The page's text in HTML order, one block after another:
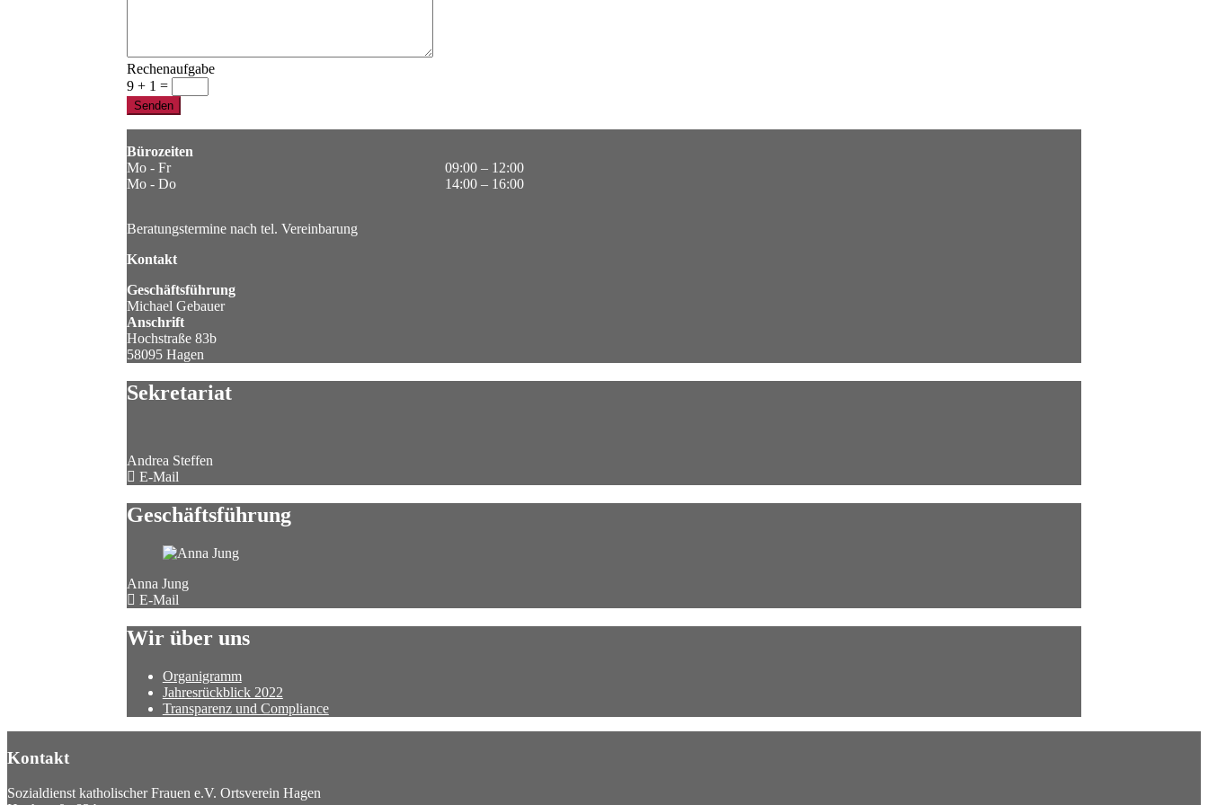
Rechenaufgabe
9 + 1 =
Bürozeiten
Mo - Fr
Mo - Do
09:00 – 12:00
14:00 – 16:00
Beratungstermine nach tel. Vereinbarung
Kontakt
Geschäftsführung
Michael Gebauer
Anschrift
Hochstraße 83b
58095 Hagen
Sekretariat
Andrea Steffen
E-Mail
Geschäftsführung
Anna Jung
E-Mail
Wir über uns
Organigramm
Jahresrückblick 2022
Transparenz und Compliance
Kontakt
Sozialdienst katholischer Frauen e.V. Ortsverein Hagen